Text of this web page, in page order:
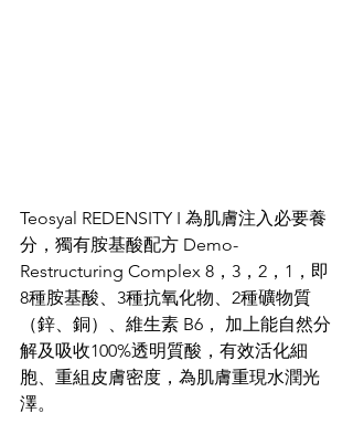
Teosyal REDENSITY I 為肌膚注入必要養
分，獨有胺基酸配方 Demo-
Restructuring Complex 8，3，2，1，即
8種胺基酸、3種抗氧化物、2種礦物質
（鋅、銅）、維生素 B6， 加上能自然分
解及吸收100%透明質酸，有效活化細
胞、重組皮膚密度，為肌膚重現水潤光
澤。